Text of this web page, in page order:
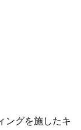
ングを施したキ